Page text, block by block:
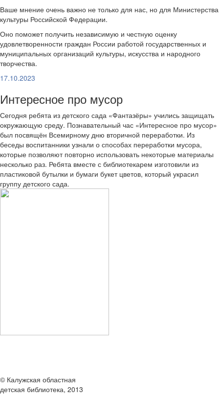
Ваше мнение очень важно не только для нас, но для Министерства
культуры Российской Федерации.
Оно поможет получить независимую и честную оценку
удовлетворенности граждан России работой государственных и
муниципальных организаций культуры, искусства и народного
творчества.
17.10.2023
Интересное про мусор
Сегодня ребята из детского сада «Фантазёры» учились защищать
окружающую среду. Познавательный час «Интересное про мусор»
был посвящён Всемирному дню вторичной переработки. Из
беседы воспитанники узнали о способах переработки мусора,
которые позволяют повторно использовать некоторые материалы
несколько раз. Ребята вместе с библиотекарем изготовили из
пластиковой бутылки и бумаги букет цветов, который украсил
группу детского сада.
© Калужская областная
детская библиотека, 2013